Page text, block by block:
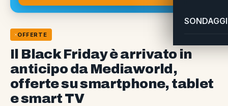
OFFERTE
Il Black Friday è arrivato in
anticipo da Mediaworld,
offerte su smartphone, tablet
e smart TV